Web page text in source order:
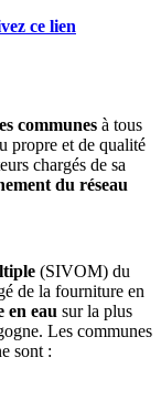
ce lien
communes à tous
propre et de qualité
chargés de sa
du réseau
(SIVOM) du
de la fourniture en
en eau sur la plus
Les communes
sont :